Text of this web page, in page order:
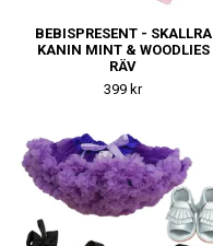
BEBISPRESENT - SKALLRA
KANIN MINT & WOODLIES
RÄV
399 kr